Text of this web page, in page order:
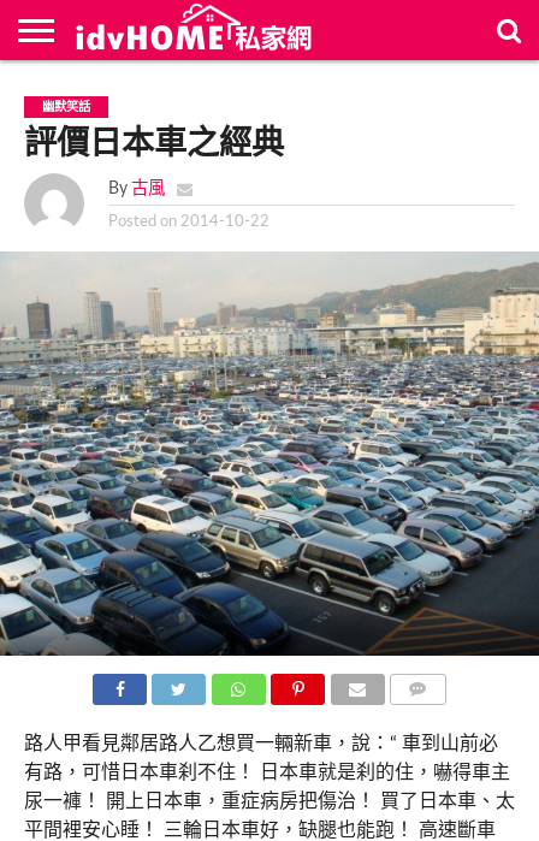
新
文
章
聯
絡
我
首
頁
幽默笑話
評價日本車之經典
By 古風
Posted on 2014-10-22
路人甲看見鄰居路人乙想買一輛新車，說：“ 車到山前必
有路，可惜日本車刹不住！ 日本車就是刹的住，嚇得車主
尿一褲！ 開上日本車，重症病房把傷治！ 買了日本車、太
平間裡安心睡！ 三輪日本車好，缺腿也能跑！ 高速斷車